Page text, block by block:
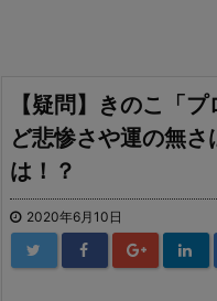
【疑問】きのこ「
ど悲惨さや運の無
は！？
2020年6月10日